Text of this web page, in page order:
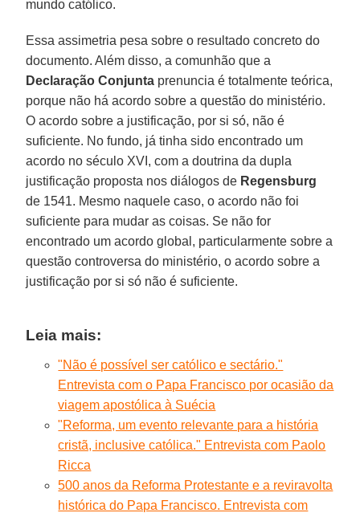
mundo católico.
Essa assimetria pesa sobre o resultado concreto do
documento. Além disso, a comunhão que a
Declaração Conjunta prenuncia é totalmente teórica,
porque não há acordo sobre a questão do ministério.
O acordo sobre a justificação, por si só, não é
suficiente. No fundo, já tinha sido encontrado um
acordo no século XVI, com a doutrina da dupla
justificação proposta nos diálogos de Regensburg
de 1541. Mesmo naquele caso, o acordo não foi
suficiente para mudar as coisas. Se não for
encontrado um acordo global, particularmente sobre a
questão controversa do ministério, o acordo sobre a
justificação por si só não é suficiente.
Leia mais:
"Não é possível ser católico e sectário."
Entrevista com o Papa Francisco por ocasião da
viagem apostólica à Suécia
"Reforma, um evento relevante para a história
cristã, inclusive católica." Entrevista com Paolo
Ricca
500 anos da Reforma Protestante e a reviravolta
histórica do Papa Francisco. Entrevista com